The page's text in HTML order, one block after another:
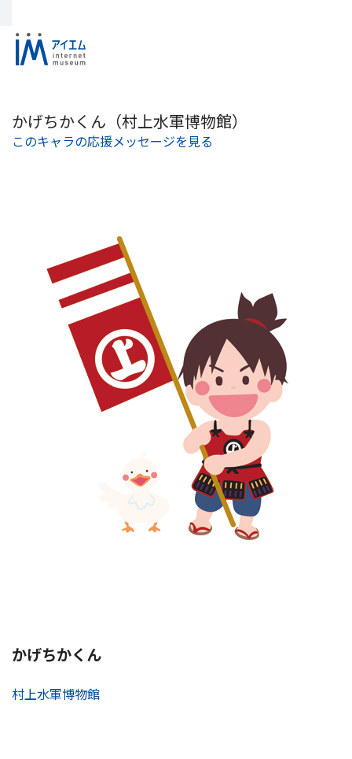
かげちかくん（村上水軍博物館）
このキャラの応援メッセージを見る
かげちかくん
村上水軍博物館